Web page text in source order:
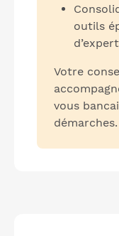
outils
d’expert
Votre
vous
démarches.